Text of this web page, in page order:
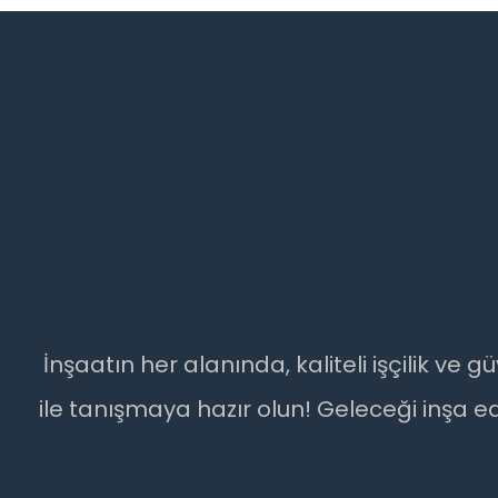
İnşaatın her alanında, kaliteli işçilik ve
ile tanışmaya hazır olun! Geleceği inşa